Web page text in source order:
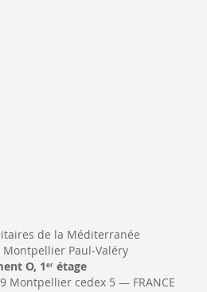
de la Méditerranée
Paul-Valéry
O, 1erétage
Montpellier cedex 5 — FRANCE